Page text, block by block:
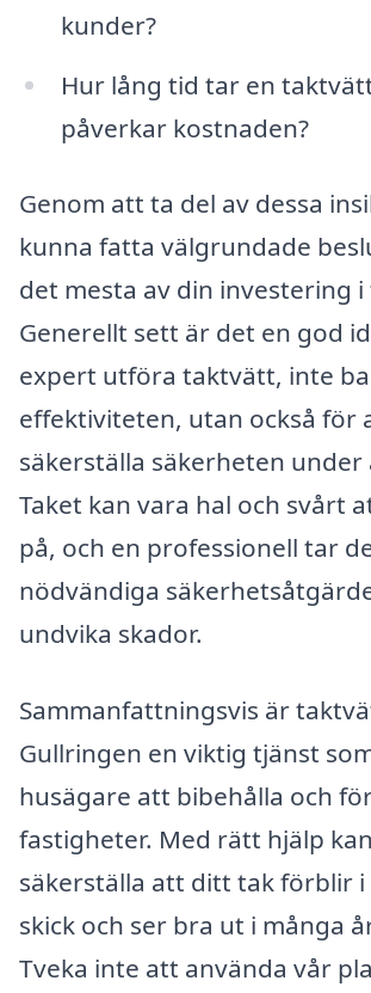
kunder?
Hur lång tid tar en
påverkar kostnaden?
Genom att ta del av dessa
kunna fatta välgrundade
det mesta av din investering
Generellt sett är det en god
expert utföra taktvätt, inte
effektiviteten, utan också för
säkerställa säkerheten
Taket kan vara hal och svårt
på, och en professionell tar
nödvändiga
undvika skador.
Sammanfattningsvis är
Gullringen en viktig tjänst
husägare att bibehålla och
fastigheter. Med rätt hjälp
säkerställa att ditt tak förblir
skick och ser bra ut i många
Tveka inte att använda vår